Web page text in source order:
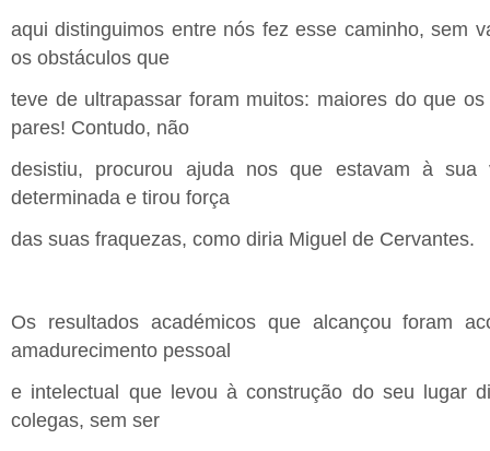
aqui distinguimos entre nós fez esse caminho, sem
os obstáculos que
teve de ultrapassar foram muitos: maiores do que
pares! Contudo, não
desistiu, procurou ajuda nos que estavam à sua
determinada e tirou força
das suas fraquezas, como diria Miguel de Cervantes.
Os resultados académicos que alcançou foram
amadurecimento pessoal
e intelectual que levou à construção do seu lugar
colegas, sem ser